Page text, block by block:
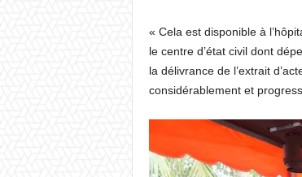
« Cela est disponible à
le centre d’état civil dont
la délivrance de l’extrait
considérablement et